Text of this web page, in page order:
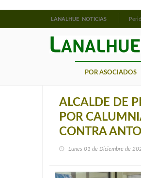
LANALHUE NOTICIAS
POR ASOCIADOS
ALCALDE DE
POR
CONTRA
Lunes 01 de Diciembre de